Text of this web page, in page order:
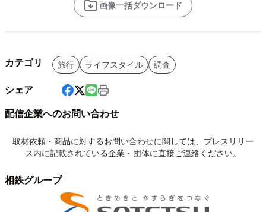
画像一括ダウンロード
カテゴリ 旅行 ライフスタイル 調査
シェア
配信企業へのお問い合わせ
取材依頼・商品に対するお問い合わせに関しては、プレスリリー
ス内に記載されている企業・団体に直接ご連絡ください。
相鉄グループ